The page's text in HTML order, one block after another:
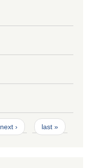
next › last »